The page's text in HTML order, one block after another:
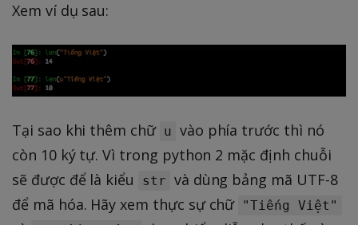
Xem ví dụ sau:
Tại sao khi thêm chữ u vào phía trước thì nó
còn 10 ký tự. Vì trong python 2 mặc định chuỗi
sẽ được để là kiểu
str và dùng bảng mã UTF-8
để mã hóa. Hãy xem thực sự chữ "Tiếng Việt"